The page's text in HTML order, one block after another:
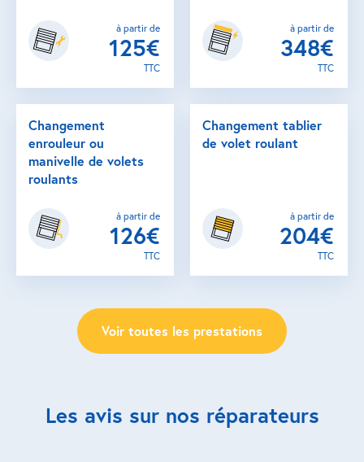
à partir de
125€
TTC
à partir de
348€
TTC
Changement
enrouleur ou
manivelle de volets
roulants
à partir de
126€
TTC
Changement tablier
de volet roulant
à partir de
204€
TTC
Voir toutes les prestations
Les avis sur nos réparateurs